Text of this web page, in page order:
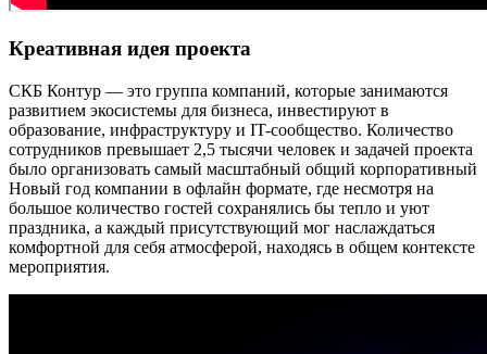
Креативная идея проекта
СКБ Контур — это группа компаний, которые занимаются
развитием экосистемы для бизнеса, инвестируют в
образование, инфраструктуру и IT-сообщество. Количество
сотрудников превышает 2,5 тысячи человек и задачей проекта
было организовать самый масштабный общий корпоративный
Новый год компании в офлайн формате, где несмотря на
большое количество гостей сохранялись бы тепло и уют
праздника, а каждый присутствующий мог наслаждаться
комфортной для себя атмосферой, находясь в общем контексте
мероприятия.